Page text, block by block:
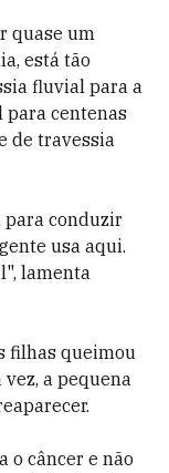
quase um
está tão
fluvial para a
para centenas
de travessia
para conduzir
usa aqui.
lamenta
filhas queimou
a pequena
o câncer e não